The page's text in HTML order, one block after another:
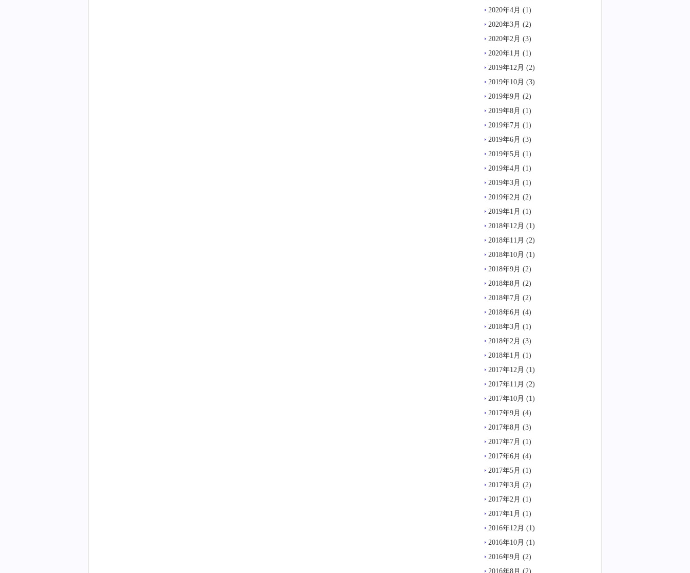
2020年4月 (1)
2020年3月 (2)
2020年2月 (3)
2020年1月 (1)
2019年12月 (2)
2019年10月 (3)
2019年9月 (2)
2019年8月 (1)
2019年7月 (1)
2019年6月 (3)
2019年5月 (1)
2019年4月 (1)
2019年3月 (1)
2019年2月 (2)
2019年1月 (1)
2018年12月 (1)
2018年11月 (2)
2018年10月 (1)
2018年9月 (2)
2018年8月 (2)
2018年7月 (2)
2018年6月 (4)
2018年3月 (1)
2018年2月 (3)
2018年1月 (1)
2017年12月 (1)
2017年11月 (2)
2017年10月 (1)
2017年9月 (4)
2017年8月 (3)
2017年7月 (1)
2017年6月 (4)
2017年5月 (1)
2017年3月 (2)
2017年2月 (1)
2017年1月 (1)
2016年12月 (1)
2016年10月 (1)
2016年9月 (2)
2016年8月 (2)